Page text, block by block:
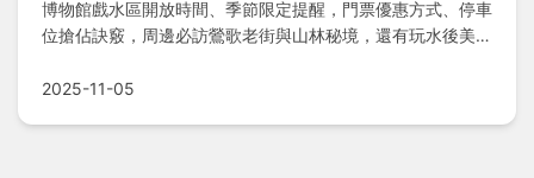
博物館戲水區開放時間、季節限定提醒，門票優惠方式、停車
位搶佔訣竅，周邊必訪鶯歌老街與山林秘境，還有玩水後美食
2025-11-05